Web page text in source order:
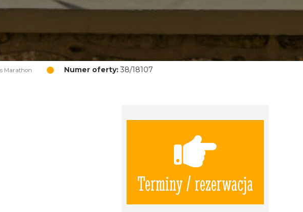
Marathon Numer oferty: 38/18107
Terminy / rezerwacja